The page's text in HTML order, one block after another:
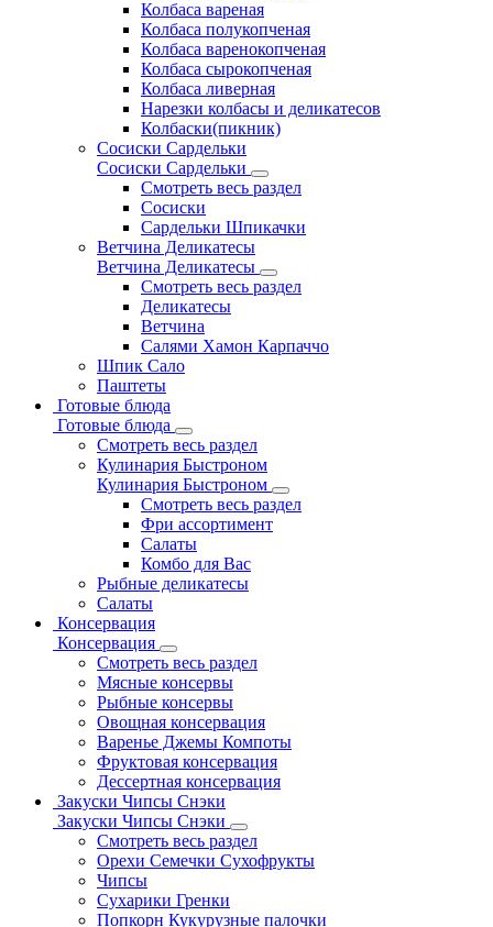
Колбаса вареная
Колбаса полукопченая
Колбаса варенокопченая
Колбаса сырокопченая
Колбаса ливерная
Нарезки колбасы и деликатесов
Колбаски(пикник)
Сосиски Сардельки
Сосиски Сардельки
Смотреть весь раздел
Сосиски
Сардельки Шпикачки
Ветчина Деликатесы
Ветчина Деликатесы
Смотреть весь раздел
Деликатесы
Ветчина
Салями Хамон Карпаччо
Шпик Сало
Паштеты
Готовые блюда
Готовые блюда
Смотреть весь раздел
Кулинария Быстроном
Кулинария Быстроном
Смотреть весь раздел
Фри ассортимент
Салаты
Комбо для Вас
Рыбные деликатесы
Салаты
Консервация
Консервация
Смотреть весь раздел
Мясные консервы
Рыбные консервы
Овощная консервация
Варенье Джемы Компоты
Фруктовая консервация
Дессертная консервация
Закуски Чипсы Снэки
Закуски Чипсы Снэки
Смотреть весь раздел
Орехи Семечки Сухофрукты
Чипсы
Сухарики Гренки
Попкорн Кукурузные палочки